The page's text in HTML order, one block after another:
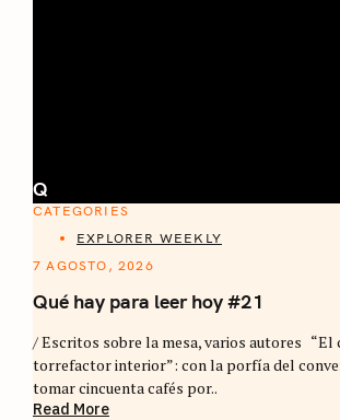
Q
CATEGORIES
EXPLORER WEEKLY
7 AGOSTO, 2026
Qué hay para leer hoy #21
/ Escritos sobre la mesa, varios autores “El
torrefactor interior”: con la porfía del
tomar cincuenta cafés por..
Read More